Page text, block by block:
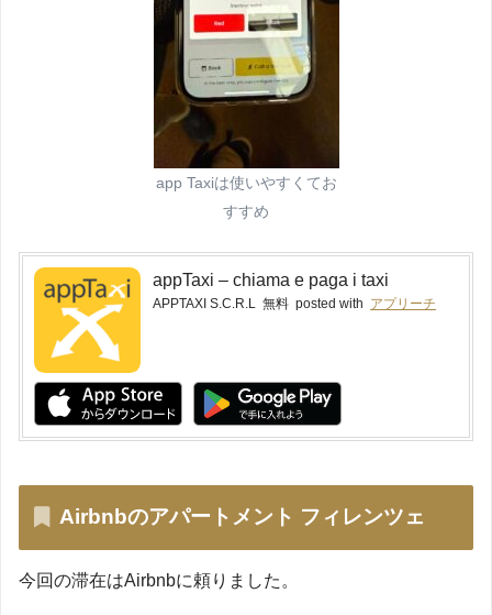
app Taxiは使いやすくてお
すすめ
appTaxi – chiama e paga i taxi
APPTAXI S.C.R.L 無料 posted with アプリーチ
Airbnbのアパートメント フィレンツェ
今回の滞在はAirbnbに頼りました。